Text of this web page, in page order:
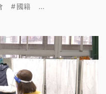
國籍 ...